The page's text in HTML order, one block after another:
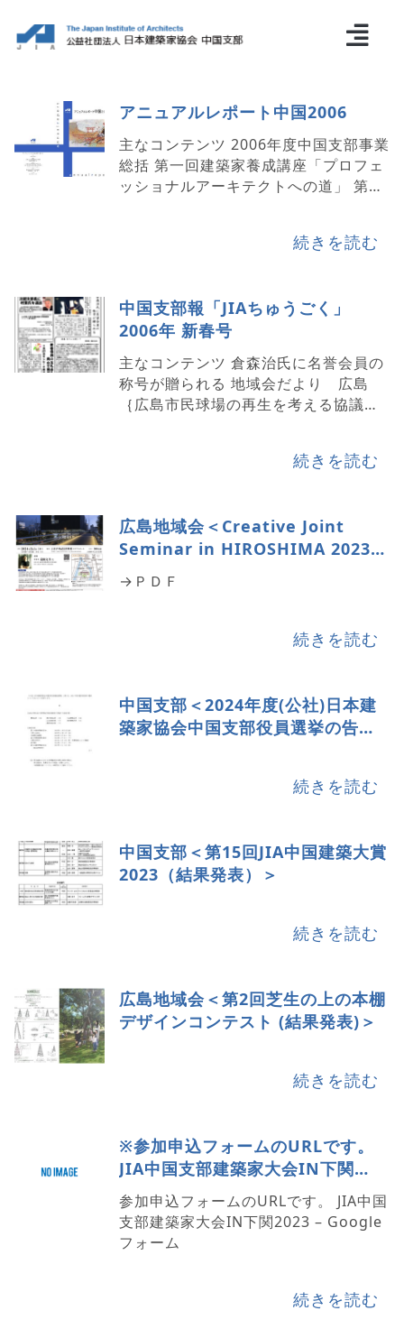
アニュアルレポート中国2006
主なコンテンツ 2006年度中国支部事業
総括 第一回建築家養成講座「プロフェ
ッショナルアーキテクトへの道」 第一
せて 編集後記 ＪＩＡ中国支部組織…
続きを読む
中国支部報「JIAちゅうごく」
2006年 新春号
主なコンテンツ 倉森治氏に名誉会員の
称号が贈られる 地域会だより 広島
｛広島市民球場の再生を考える協議
続きを読む
広島地域会＜Creative Joint
Seminar in HIROSHIMA 2023＞
のご案内
→ＰＤＦ
続きを読む
中国支部＜2024年度(公社)日本建
築家協会中国支部役員選挙の告示
続きを読む
中国支部＜第15回JIA中国建築大賞
2023（結果発表）＞
続きを読む
広島地域会＜第2回芝生の上の本棚
デザインコンテスト (結果発表)＞
続きを読む
※参加申込フォームのURLです。
JIA中国支部建築家大会IN下関
2023 – Google フォーム
参加申込フォームのURLです。 JIA中国
支部建築家大会IN下関2023 – Google
フォーム
続きを読む